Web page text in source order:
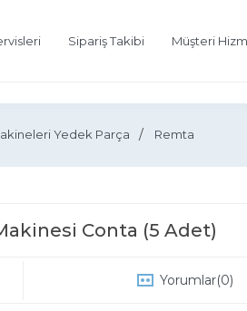
Sipariş Takibi Müşteri
Yedek Parça Remta
Conta (5 Adet)
Yorumlar(0)